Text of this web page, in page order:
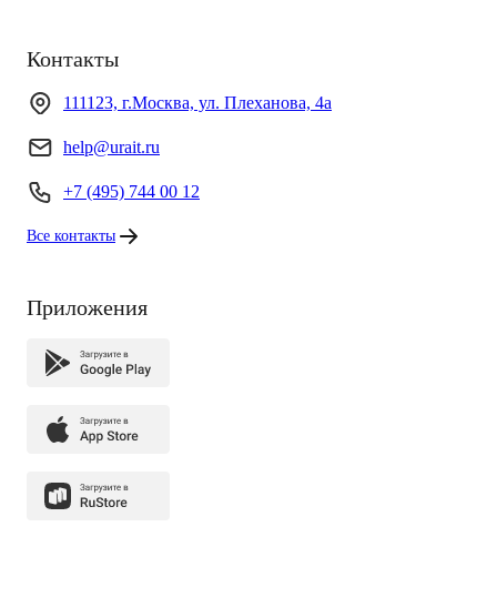
Контакты
111123, г.Москва, ул. Плеханова, 4а
help@urait.ru
+7 (495) 744 00 12
Все контакты
Приложения